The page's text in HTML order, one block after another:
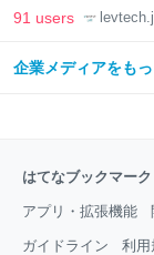
LAB
91 users
企業メディアをも
はてなブックマーク
アプリ・拡張機能
ガイドライン 利用